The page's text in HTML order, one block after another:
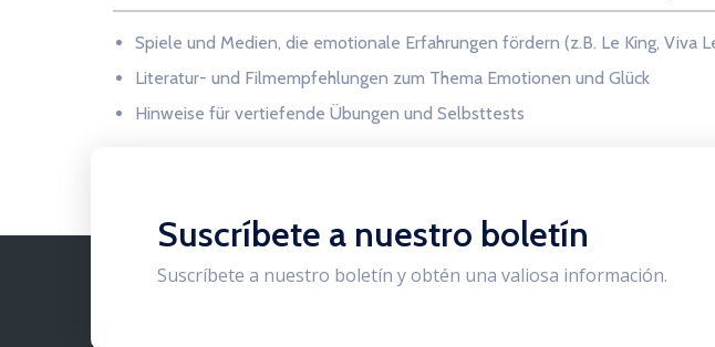
Spiele und Medien, die emotionale Erfahrungen fördern (z.B. Le King, Viva
Literatur- und Filmempfehlungen zum Thema Emotionen und Glück
Hinweise für vertiefende Übungen und Selbsttests
Suscríbete a nuestro boletín
Suscríbete a nuestro boletín y obtén una valiosa información.